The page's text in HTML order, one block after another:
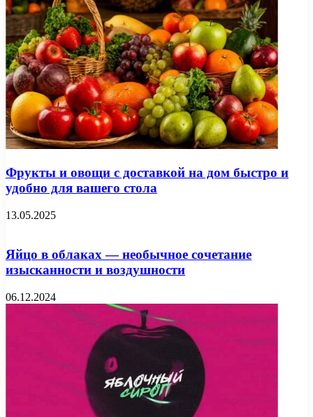
Фрукты и овощи с доставкой на дом быстро и
удобно для вашего стола
13.05.2025
Яйцо в облаках — необычное сочетание
изысканности и воздушности
06.12.2024